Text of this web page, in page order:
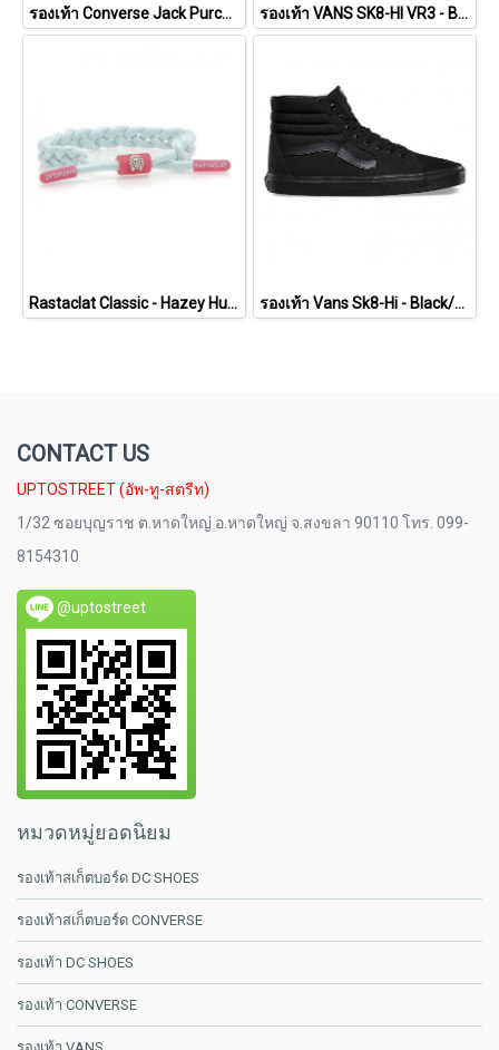
รองเท้า Converse Jack Purcell Cotton Ox - White [164057CWW] รองเท้า VANS SK8-HI VR3 - Black/Marshmallow [VN0005UN1KP]
Rastaclat Classic - Hazey Hues - Mist [11200185] รองเท้า Vans Sk8-Hi - Black/Black/Black [VN000TS9BJ4]
CONTACT US
UPTOSTREET (อัพ-ทู-สตรีท)
1/32 ซอยบุญราช ต.หาดใหญ่ อ.หาดใหญ่ จ.สงขลา 90110 โทร. 099-
8154310
@uptostreet
หมวดหมู่ยอดนิยม
รองเท้าสเก็ตบอร์ด DC SHOES
รองเท้าสเก็ตบอร์ด CONVERSE
รองเท้า DC SHOES
รองเท้า CONVERSE